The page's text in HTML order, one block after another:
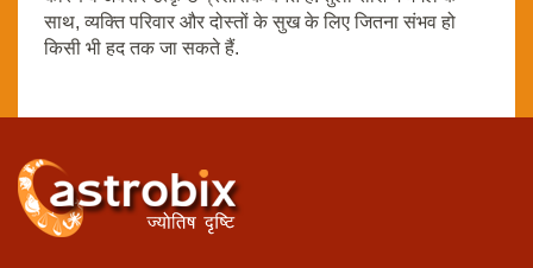
साथ, व्यक्ति परिवार और दोस्तों के सुख के लिए जितना संभव हो
किसी भी हद तक जा सकते हैं.